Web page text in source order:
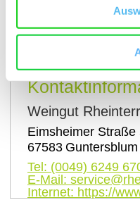
Weingut
Eimsheimer Straße
67583 Guntersblum
Tel: (0049) 6249
E-Mail:
Internet: https://